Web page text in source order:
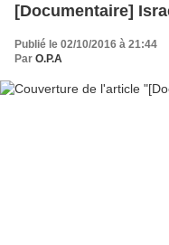
[Documentaire]
Publié le 02/10/2016 à 21:44
Par O.P.A